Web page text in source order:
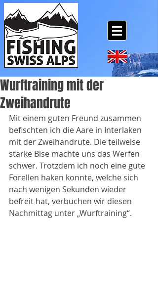
Wurftraining mit der
Zweihandrute
Mit einem guten Freund zusammen
befischten ich die Aare in Interlaken
mit der Zweihandrute. Die teilweise
starke Bise machte uns das Werfen
schwer. Trotzdem ich noch eine gute
Forellen haken konnte, welche sich
nach wenigen Sekunden wieder
befreit hat, verbuchen wir diesen
Nachmittag unter „Wurftraining“.